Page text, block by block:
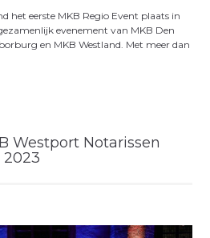
het eerste MKB Regio Event plaats in
evenement van MKB Den
en MKB Westland. Met meer dan
Westport Notarissen